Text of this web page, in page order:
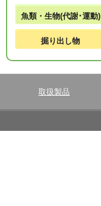
魚類・生物(代謝･運動)
掘り出し物
取扱製品